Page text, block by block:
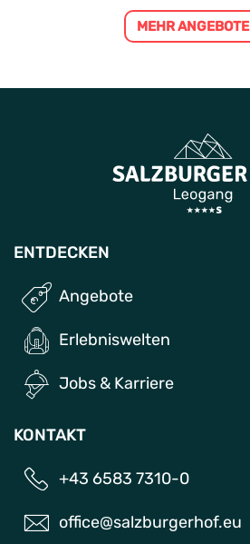
MEHR ANGEBOTE
ENTDECKEN
Angebote
Erlebniswelten
Jobs & Karriere
KONTAKT
+43 6583 7310-0
office@salzburgerhof.eu